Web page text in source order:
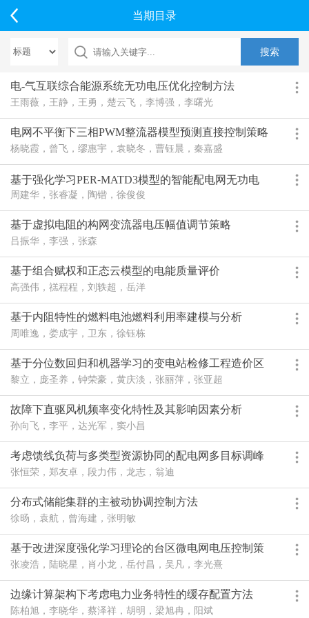
当期目录
电-气互联综合能源系统无功电压优化控制方法
王雨薇，王静，王勇，楚云飞，李博强，李曙光
电网不平衡下三相PWM整流器模型预测直接控制策略
杨晓霞，曾飞，缪惠宇，袁晓冬，曹钰晨，秦嘉盛
基于强化学习PER⁃MATD3模型的智能配电网无功电
压优化控制
周建华，张睿凝，陶锴，徐俊俊
基于虚拟电阻的构网变流器电压幅值调节策略
吕振华，李强，张森
基于组合赋权和正态云模型的电能质量评价
高强伟，禚程程，刘轶超，岳洋
基于内阻特性的燃料电池燃料利用率建模与分析
周唯逸，娄成宇，卫东，徐钰栋
基于分位数回归和机器学习的变电站检修工程造价区
间预测模型
黎立，庞圣养，钟荣豪，黄庆淡，张丽萍，张亚超
故障下直驱风机频率变化特性及其影响因素分析
孙向飞，李平，达光军，窦小昌
考虑馈线负荷与多类型资源协同的配电网多目标调峰
优化
张恒荣，郑友卓，段力伟，龙志，翁迪
分布式储能集群的主被动协调控制方法
徐旸，袁航，曾海建，张明敏
基于改进深度强化学习理论的台区微电网电压控制策
略
张凌浩，陆晓星，肖小龙，岳付昌，吴凡，李光熹
边缘计算架构下考虑电力业务特性的缓存配置方法
陈柏旭，李晓华，蔡泽祥，胡明，梁旭冉，阳斌